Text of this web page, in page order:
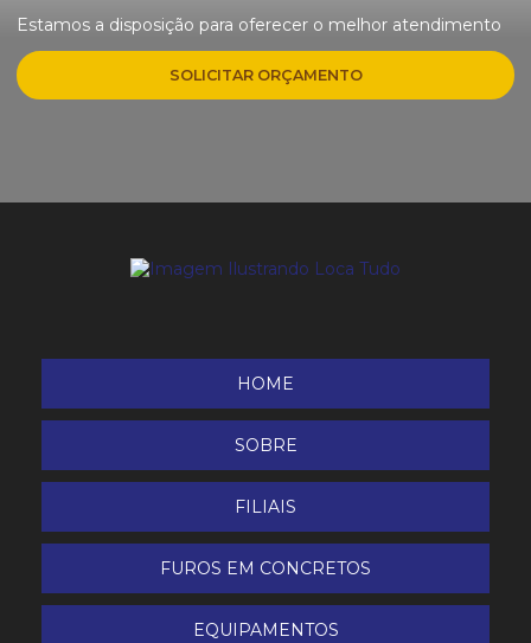
Pulverizador a Gasolina
Roçadeira 2 tempos
Roçadeira Etanol
Tesoura de Poda Bateria Dup 361 Makita
Estamos a disposição para oferecer o melhor atendimento
SOLICITAR ORÇAMENTO
HOME
SOBRE
FILIAIS
FUROS EM CONCRETOS
EQUIPAMENTOS